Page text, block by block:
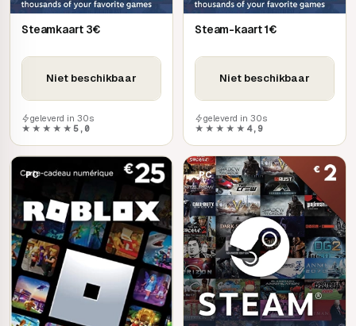
Steamkaart 3€
Niet beschikbaar
geleverd in 30s
★★★★★ 5,0
Steam-kaart 1€
Niet beschikbaar
geleverd in 30s
★★★★★ 4,9
PC PC